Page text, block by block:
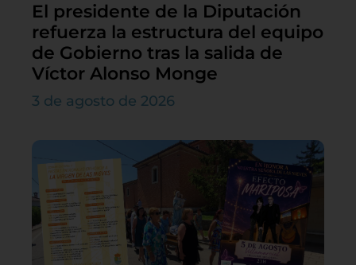
El presidente de la Diputación
refuerza la estructura del equipo
de Gobierno tras la salida de
Víctor Alonso Monge
3 de agosto de 2026